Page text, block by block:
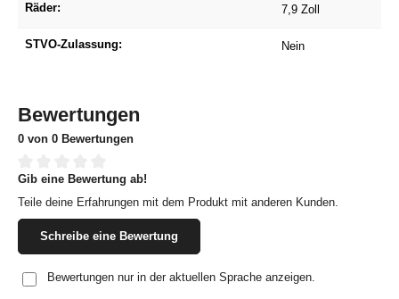
Räder: 7,9 Zoll
STVO-Zulassung: Nein
Bewertungen
0 von 0 Bewertungen
Durchschnittliche Bewertung von 0 von 5 Sternen
Gib eine Bewertung ab!
Teile deine Erfahrungen mit dem Produkt mit anderen Kunden.
Schreibe eine Bewertung
Bewertungen nur in der aktuellen Sprache anzeigen.